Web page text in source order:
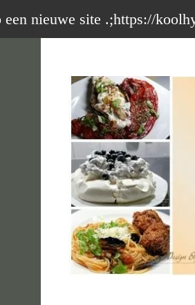
nieuwe site .;https://